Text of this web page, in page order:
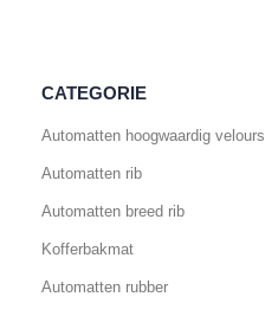
CATEGORIE
Automatten hoogwaardig velours
Automatten rib
Automatten breed rib
Kofferbakmat
Automatten rubber